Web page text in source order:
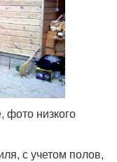
фото низкого
с учетом полов,